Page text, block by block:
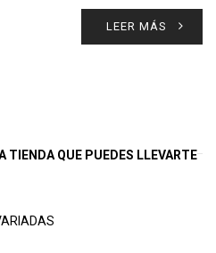
LEER MÁS
TIENDA QUE PUEDES LLEVARTE